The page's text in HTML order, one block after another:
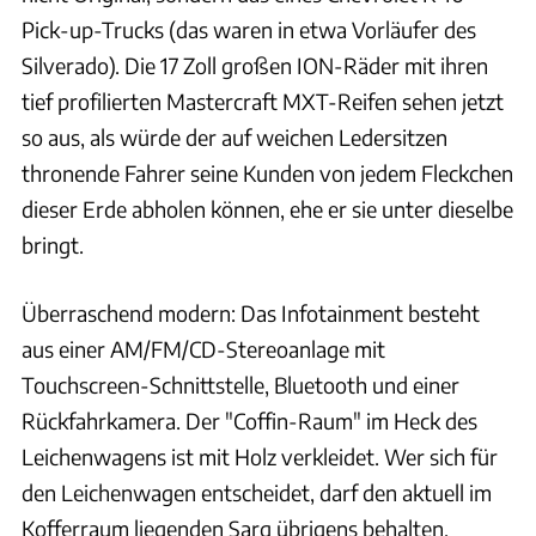
Pick-up-Trucks (das waren in etwa Vorläufer des
Silverado). Die 17 Zoll großen ION-Räder mit ihren
tief profilierten Mastercraft MXT-Reifen sehen jetzt
so aus, als würde der auf weichen Ledersitzen
thronende Fahrer seine Kunden von jedem Fleckchen
dieser Erde abholen können, ehe er sie unter dieselbe
bringt.
Überraschend modern: Das Infotainment besteht
aus einer AM/FM/CD-Stereoanlage mit
Touchscreen-Schnittstelle, Bluetooth und einer
Rückfahrkamera. Der "Coffin-Raum" im Heck des
Leichenwagens ist mit Holz verkleidet. Wer sich für
den Leichenwagen entscheidet, darf den aktuell im
Kofferraum liegenden Sarg übrigens behalten.